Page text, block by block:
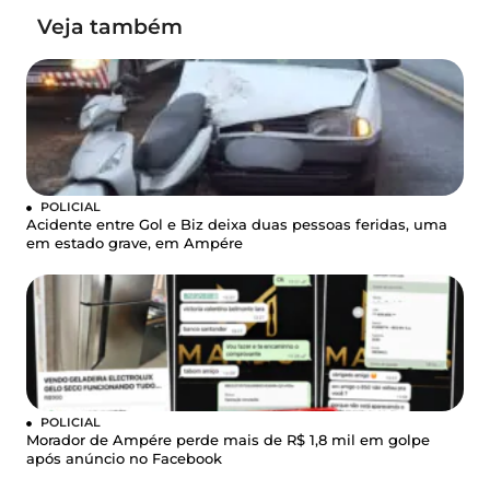
Veja também
POLICIAL
Acidente entre Gol e Biz deixa duas pessoas feridas, uma
em estado grave, em Ampére
POLICIAL
Morador de Ampére perde mais de R$ 1,8 mil em golpe
após anúncio no Facebook